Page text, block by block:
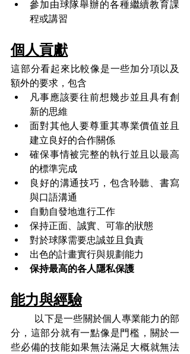
參加由球隊舉辦的各種繼續教育課
程或講習
個人貢獻
這部分看起來比較像是一些加分項以及
額外的要求，包含
凡事應該要往前想幾步並且具有創
新的思維
面對其他人要尊重其專業價值並且
建立良好的合作關係
確保事情被完整的執行並且以最高
的標準完成
良好的溝通技巧，包含聆聽、書寫
與口語溝通
自動自發地進行工作
保持正面、誠實、可靠的狀態
對於球隊需要忠誠並且負責
出色的計畫實行與規劃能力
保持最高的各人隱私保護
能力與經驗
分，這部分就有一點像是門檻，關於一
些必備的技能如果無法滿足大概就無法